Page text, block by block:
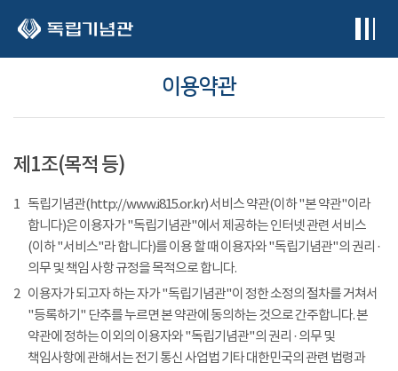
이용약관
제1조(목적 등)
1 독립기념관(http://www.i815.or.kr) 서비스 약관(이하 "본 약관"이라
합니다)은 이용자가 "독립기념관"에서 제공하는 인터넷 관련 서비스
(이하 "서비스"라 합니다)를 이용 할 때 이용자와 "독립기념관"의 권리 ·
의무 및 책임 사항 규정을 목적으로 합니다.
2 이용자가 되고자 하는 자가 "독립기념관"이 정한 소정의 절차를 거쳐서
"등록하기" 단추를 누르면 본 약관에 동의하는 것으로 간주합니다. 본
약관에 정하는 이외의 이용자와 "독립기념관"의 권리 · 의무 및
책임사항에 관해서는 전기 통신 사업법 기타 대한민국의 관련 법령과